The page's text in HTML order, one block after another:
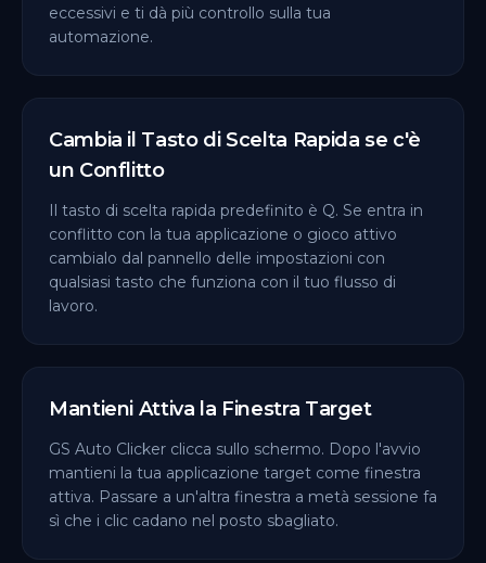
eccessivi e ti dà più controllo sulla tua
automazione.
Cambia il Tasto di Scelta Rapida se c'è
un Conflitto
Il tasto di scelta rapida predefinito è Q. Se entra in
conflitto con la tua applicazione o gioco attivo
cambialo dal pannello delle impostazioni con
qualsiasi tasto che funziona con il tuo flusso di
lavoro.
Mantieni Attiva la Finestra Target
GS Auto Clicker clicca sullo schermo. Dopo l'avvio
mantieni la tua applicazione target come finestra
attiva. Passare a un'altra finestra a metà sessione fa
sì che i clic cadano nel posto sbagliato.